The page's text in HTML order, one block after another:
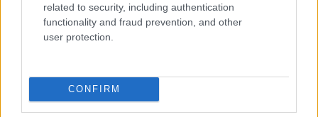
related to security, including authentication
functionality and fraud prevention, and other
user protection.
CONFIRM